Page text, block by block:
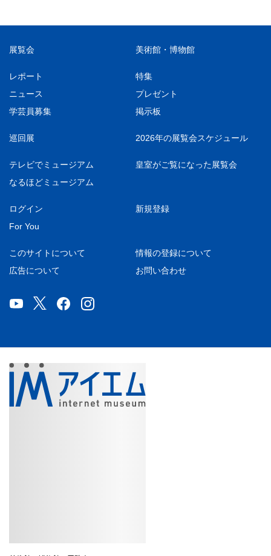
展覧会 美術館・博物館
レポート
特集
ニュース
プレゼント
学芸員募集
掲示板
巡回展 2026年の展覧会スケジュール
テレビでミュージアム
皇室がご覧になった展覧会
なるほどミュージアム
ログイン
新規登録
For You
このサイトについて
情報の登録について
広告について
お問い合わせ